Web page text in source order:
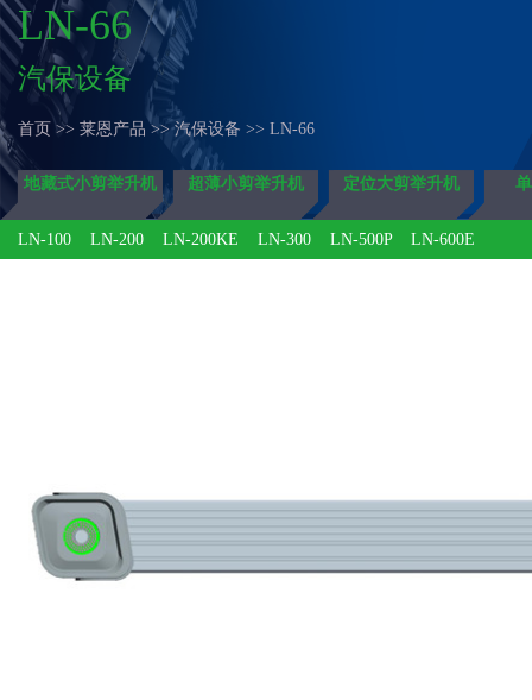
LN-66
汽保设备
首页 >> 莱恩产品 >> 汽保设备 >> LN-66
地藏式小剪举升机 超薄小剪举升机 定位大剪举升机
LN-100 LN-200 LN-200KE LN-300 LN-500P LN-600E